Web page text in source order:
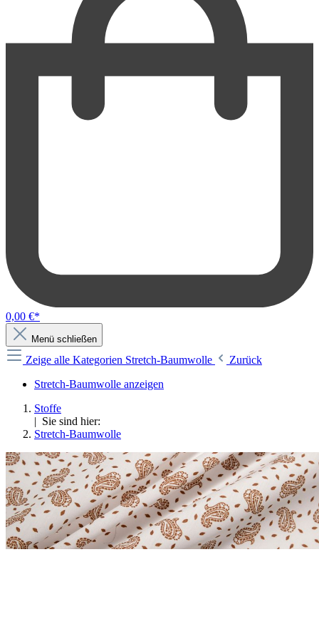
0,00 €*
Menü schließen
Zeige alle Kategorien Stretch-Baumwolle
Zurück
Stretch-Baumwolle anzeigen
Stoffe
| Sie sind hier:
Stretch-Baumwolle